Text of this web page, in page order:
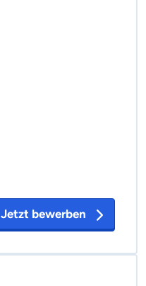
Jetzt bewerben